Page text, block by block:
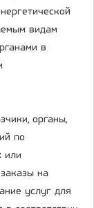
видам
в
органы,
по
или
на
услуг для